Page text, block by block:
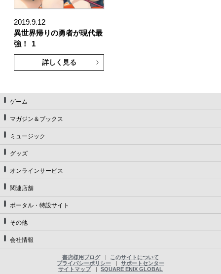
2019.9.12
異世界帰りの勇者が現代最
強！
1
詳しく見る
ゲーム
マガジン＆ブックス
ミュージック
グッズ
オンラインサービス
関連店舗
ポータル・特設サイト
その他
会社情報
書店様用ブログ
このサイトについて
プライバシーポリシー
サポートセンター
サイトマップ
SQUARE ENIX GLOBAL